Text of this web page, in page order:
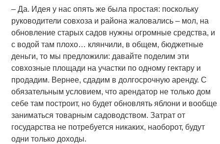
– Да. Идея у нас опять же была простая: поскольку
руководители совхоза и района жаловались – мол, на
обновление старых садов нужны огромные средства, и
с водой там плохо… клянчили, в общем, бюджетные
деньги, то мы предложили: давайте поделим эти
совхозные площади на участки по одному гектару и
продадим. Вернее, сдадим в долгосрочную аренду. С
обязательным условием, что арендатор не только дом
себе там построит, но будет обновлять яблони и вообще
заниматься товарным садоводством. Затрат от
государства не потребуется никаких, наоборот, будут
одни только доходы.